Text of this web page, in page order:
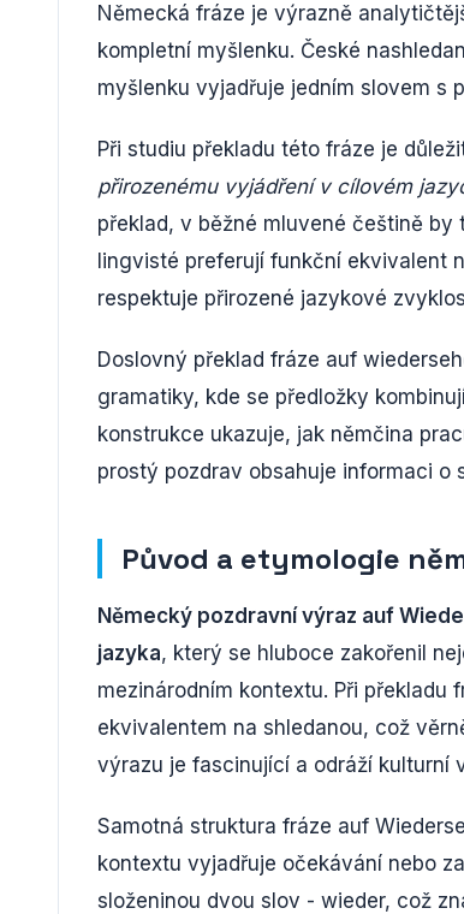
Německá fráze je výrazně
kompletní myšlenku. České
myšlenku vyjadřuje jedním slovem s
Při studiu překladu této fráze je
přirozenému vyjádření v cílovém
překlad, v běžné mluvené češtině
lingvisté preferují funkční ekvivalent
respektuje přirozené jazykové
Doslovný překlad fráze auf
gramatiky, kde se předložky
konstrukce ukazuje, jak němčina
prostý pozdrav obsahuje informaci o
Původ a etymologie
Německý pozdravní výraz auf
jazyka, který se hluboce zakořenil
mezinárodním kontextu. Při
ekvivalentem na shledanou, což
výrazu je fascinující a odráží kulturní
Samotná struktura fráze auf
kontextu vyjadřuje očekávání nebo
složeninou dvou slov - wieder, což